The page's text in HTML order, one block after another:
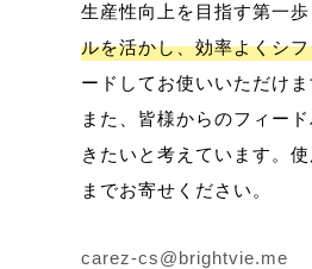
生産性向上を目指す第一
ルを活かし、効率よくシ
ードしてお使いいただけ
また、皆様からのフィー
きたいと考えています。
までお寄せください。
carez-cs@brightvie.me